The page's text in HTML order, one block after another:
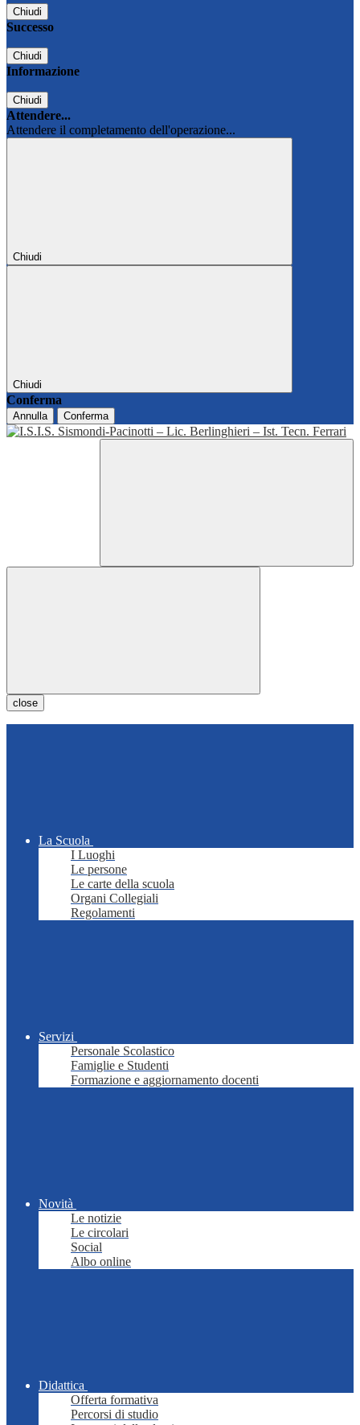
Chiudi
Successo
Chiudi
Informazione
Chiudi
Attendere...
Attendere il completamento dell'operazione...
Chiudi
Chiudi
Conferma
Annulla Conferma
close
La Scuola
I Luoghi
Le persone
Le carte della scuola
Organi Collegiali
Regolamenti
Servizi
Personale Scolastico
Famiglie e Studenti
Formazione e aggiornamento docenti
Novità
Le notizie
Le circolari
Social
Albo online
Didattica
Offerta formativa
Percorsi di studio